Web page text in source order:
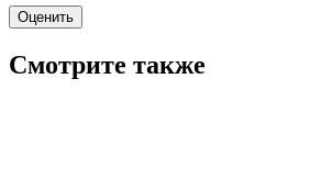
Оценить
Смотрите также